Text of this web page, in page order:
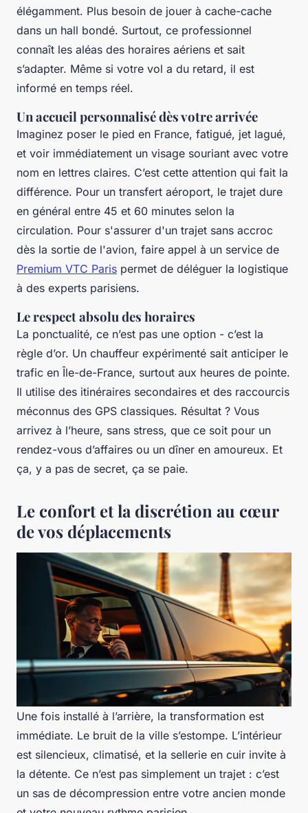
élégamment. Plus besoin de jouer à cache-cache
dans un hall bondé. Surtout, ce professionnel
connaît les aléas des horaires aériens et sait
s’adapter. Même si votre vol a du retard, il est
informé en temps réel.
Un accueil personnalisé dès votre arrivée
Imaginez poser le pied en France, fatigué, jet lagué,
et voir immédiatement un visage souriant avec votre
nom en lettres claires. C’est cette attention qui fait la
différence. Pour un transfert aéroport, le trajet dure
en général entre 45 et 60 minutes selon la
circulation. Pour s'assurer d'un trajet sans accroc
dès la sortie de l'avion, faire appel à un service de
Premium VTC Paris permet de déléguer la logistique
à des experts parisiens.
Le respect absolu des horaires
La ponctualité, ce n’est pas une option - c’est la
règle d’or. Un chauffeur expérimenté sait anticiper le
trafic en Île-de-France, surtout aux heures de pointe.
Il utilise des itinéraires secondaires et des raccourcis
méconnus des GPS classiques. Résultat ? Vous
arrivez à l’heure, sans stress, que ce soit pour un
rendez-vous d’affaires ou un dîner en amoureux. Et
ça, y a pas de secret, ça se paie.
Le confort et la discrétion au cœur
de vos déplacements
Une fois installé à l’arrière, la transformation est
immédiate. Le bruit de la ville s’estompe. L’intérieur
est silencieux, climatisé, et la sellerie en cuir invite à
la détente. Ce n’est pas simplement un trajet : c’est
un sas de décompression entre votre ancien monde